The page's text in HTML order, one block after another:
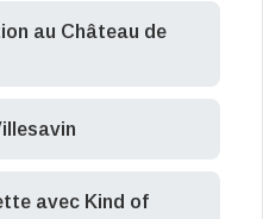
au Château de
avec Kind of